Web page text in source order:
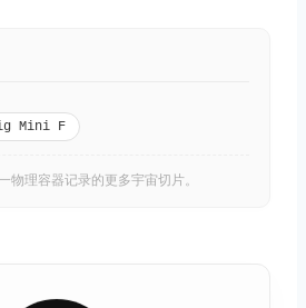
Mini F
物理容器记录的更多宇宙切片。